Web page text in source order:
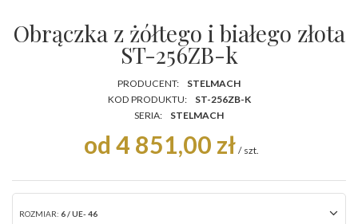
Obrączka z żółtego i białego złota
ST-256ZB-k
PRODUCENT:
STELMACH
KOD PRODUKTU:
ST-256ZB-K
SERIA:
STELMACH
od 4 851,00 zł / szt.
ROZMIAR: 6 / UE- 46